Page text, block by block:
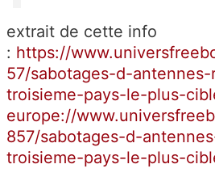
extrait de cette info
: https://
57/sabotages-d-
troisieme-pays-le-plus-
europe://
857/sabotages-d-
troisieme-pays-le-plus-